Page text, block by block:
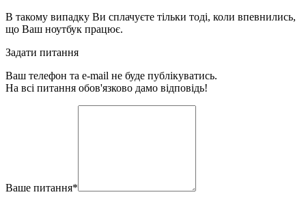
В такому випадку Ви сплачуєте тільки тоді, коли впевнились,
що Ваш ноутбук працює.
Задати питання
Ваш телефон та e-mail не буде публікуватись.
На всі питання обов'язково дамо відповідь!
Ваше питання*